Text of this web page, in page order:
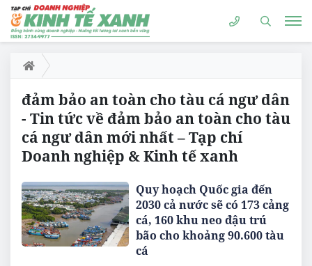
đảm bảo an toàn cho tàu cá ngư dân
- Tin tức về đảm bảo an toàn cho tàu
cá ngư dân mới nhất – Tạp chí
Doanh nghiệp & Kinh tế xanh
Quy hoạch Quốc gia đến
2030 cả nước sẽ có 173 cảng
cá, 160 khu neo đậu trú
bão cho khoảng 90.600 tàu
cá